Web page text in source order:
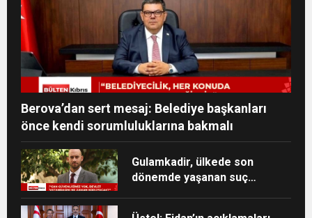
Berova’dan sert mesaj: Belediye başkanları
önce kendi sorumluluklarına bakmalı
Gulamkadir, ülkede son
dönemde yaşanan suç